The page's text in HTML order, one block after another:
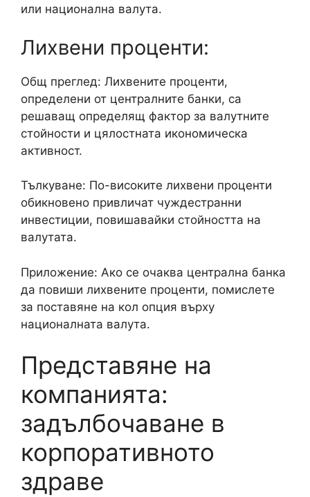
или национална валута.
Лихвени проценти:
Общ преглед: Лихвените проценти,
определени от централните банки, са
решаващ определящ фактор за валутните
стойности и цялостната икономическа
активност.
Тълкуване: По-високите лихвени проценти
обикновено привличат чуждестранни
инвестиции, повишавайки стойността на
валутата.
Приложение: Ако се очаква централна банка
да повиши лихвените проценти, помислете
за поставяне на кол опция върху
националната валута.
Представяне на
компанията:
задълбочаване в
корпоративното
здраве